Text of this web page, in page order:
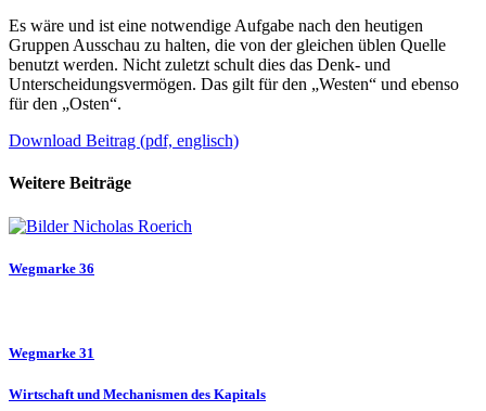
Es wäre und ist eine notwendige Aufgabe nach den heutigen
Gruppen Ausschau zu halten, die von der gleichen üblen Quelle
benutzt werden. Nicht zuletzt schult dies das Denk- und
Unterscheidungsvermögen. Das gilt für den „Westen“ und ebenso
für den „Osten“.
Download Beitrag (pdf, englisch)
Weitere Beiträge
Wegmarke 36
Wegmarke 31
Wirtschaft und Mechanismen des Kapitals